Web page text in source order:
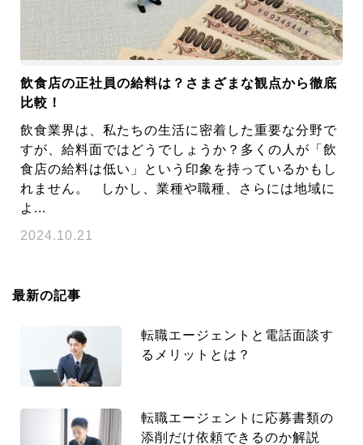
飲食店の正社員の給料は？さまざまな観点から徹底
比較！
飲食業界は、私たちの生活に密着した重要な分野で
すが、給料面ではどうでしょうか？多くの人が「飲
食店の給料は低い」という印象を持っているかもし
れません。 しかし、業種や職種、さらには地域に
よ...
2024.10.21
最新の記事
転職エージェントと電話面談す
るメリットとは？
転職エージェントに応募書類の
添削だけ依頼できるのか解説